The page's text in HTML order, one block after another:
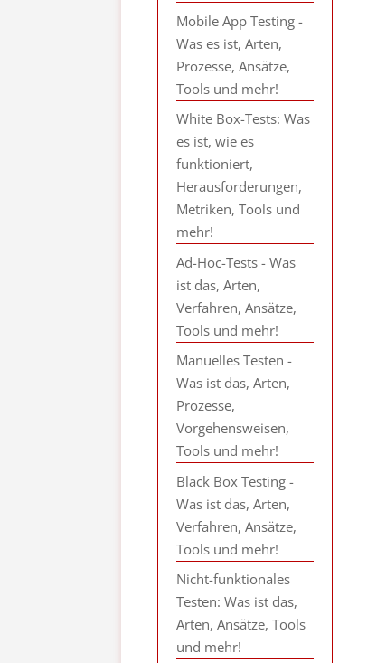
Mobile App Testing -
Was es ist, Arten,
Prozesse, Ansätze,
Tools und mehr!
White Box-Tests: Was
es ist, wie es
funktioniert,
Herausforderungen,
Metriken, Tools und
mehr!
Ad-Hoc-Tests - Was
ist das, Arten,
Verfahren, Ansätze,
Tools und mehr!
Manuelles Testen -
Was ist das, Arten,
Prozesse,
Vorgehensweisen,
Tools und mehr!
Black Box Testing -
Was ist das, Arten,
Verfahren, Ansätze,
Tools und mehr!
Nicht-funktionales
Testen: Was ist das,
Arten, Ansätze, Tools
und mehr!